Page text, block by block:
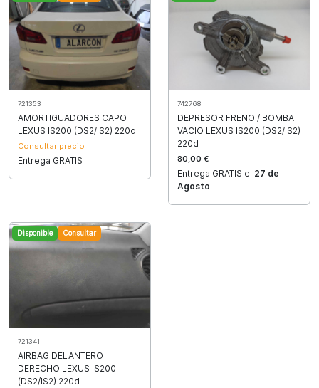
721353
AMORTIGUADORES CAPO
LEXUS IS200 (DS2/IS2) 220d
Consultar precio
Entrega GRATIS
742768
DEPRESOR FRENO / BOMBA
VACIO LEXUS IS200 (DS2/IS2)
220d
80,00 €
Entrega GRATIS el 27 de
Agosto
Disponible Consultar
721341
AIRBAG DELANTERO
DERECHO LEXUS IS200
(DS2/IS2) 220d